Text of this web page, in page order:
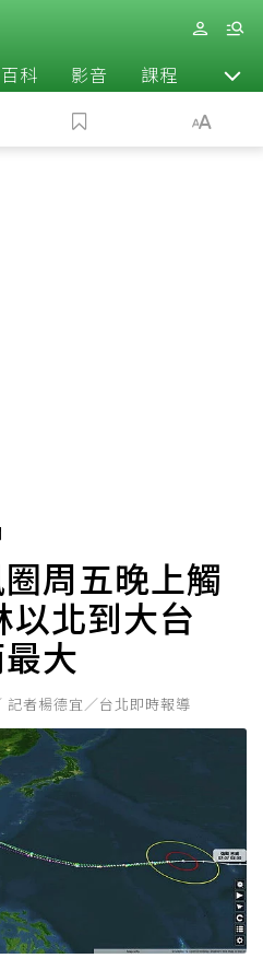
百科 影音 課程 退休
周五晚上觸
以北到大台
大
記者楊德宜／台北即時報導